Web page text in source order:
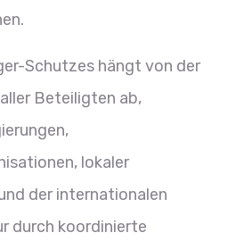
Schutzes hängt von der
Beteiligten ab,
lokaler
der internationalen
durch koordinierte